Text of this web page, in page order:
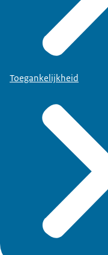
Toegankelijkheid